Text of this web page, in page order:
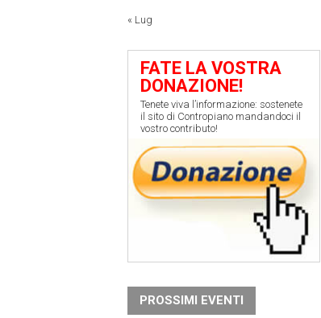
« Lug
FATE LA VOSTRA
DONAZIONE!
Tenete viva l’informazione: sostenete
il sito di Contropiano mandandoci il
vostro contributo!
PROSSIMI EVENTI